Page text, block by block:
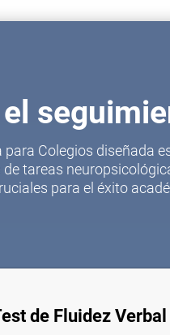
para Colegios
tareas
para el éxito
de Fluidez Verbal